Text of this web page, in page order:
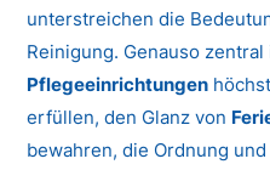
unterstreichen die
Reinigung. Genauso zentral
Pflegeeinrichtungen
erfüllen, den Glanz von
bewahren, die Ordnung